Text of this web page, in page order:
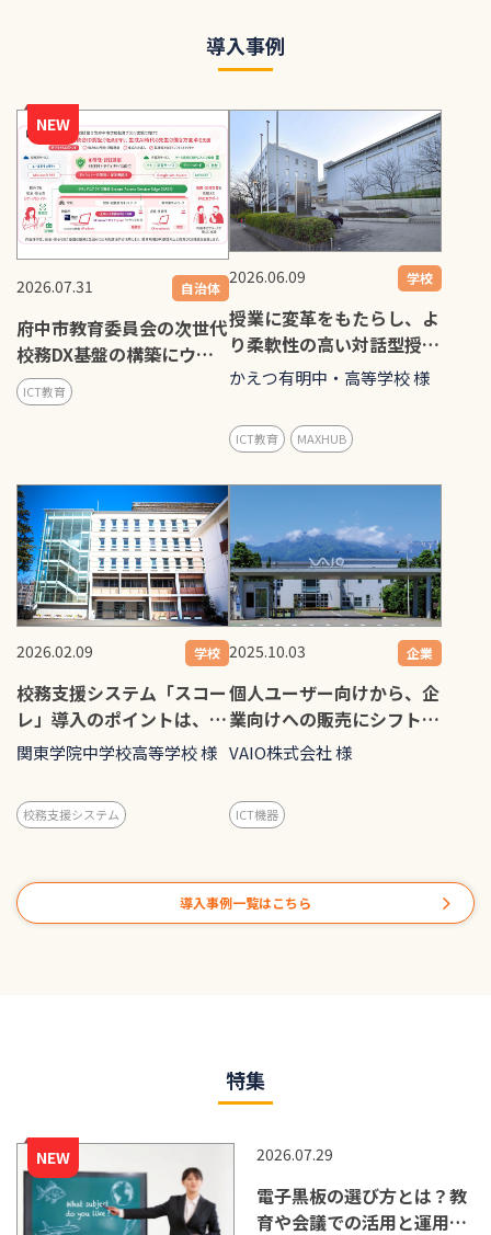
導入事例
2026.07.31 自治体
府中市教育委員会の次世代
校務DX基盤の構築にウチ
ダエスコが携わりました！
ICT教育
2026.06.09 学校
授業に変革をもたらし、よ
り柔軟性の高い対話型授業
を実現
かえつ有明中・高等学校 様
ICT教育 MAXHUB
2026.02.09 学校
校務支援システム「スコー
レ」導入のポイントは、成
績・出欠・個人情報の統
ービス連携で校務DXを推
進
関東学院中学校高等学校 様
校務支援システム
2025.10.03 企業
個人ユーザー向けから、企
業向けへの販売にシフト
販売戦略の変更にともな
VAIO株式会社 様
ICT機器
導入事例一覧はこちら
特集
2026.07.29
電子黒板の選び方とは？教
育や会議での活用と運用の